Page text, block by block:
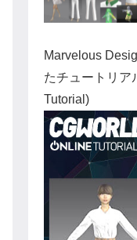
Marvelous
たチュートリア
Tutorial)